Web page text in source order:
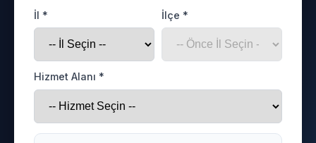
İl * İlçe *
Hizmet Alanı *